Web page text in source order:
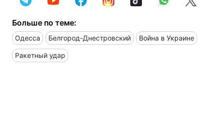
Больше по теме:
Одесса Белгород-Днестровский Война в Украине
Ракетный удар